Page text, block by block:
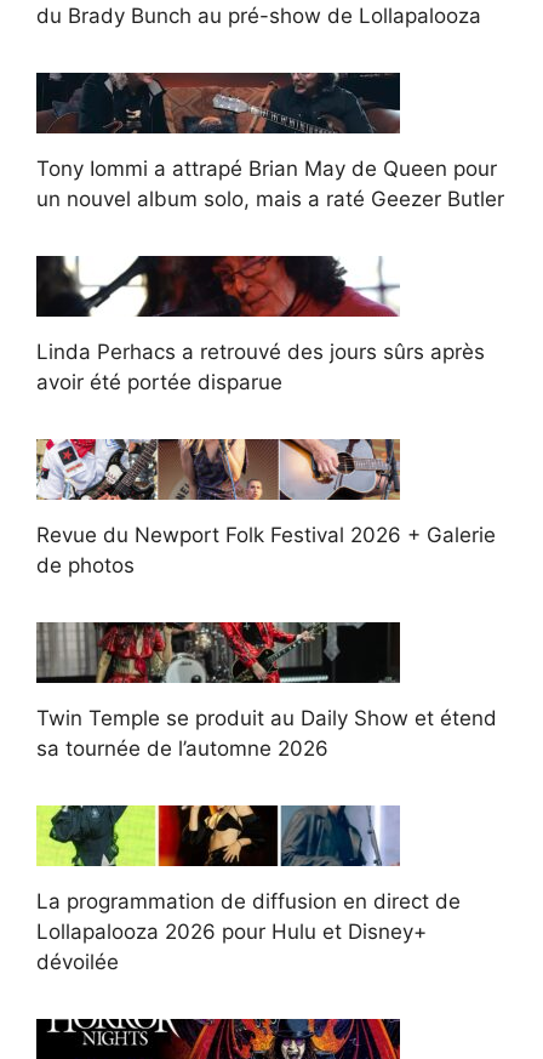
du Brady Bunch au pré-show de Lollapalooza
Tony Iommi a attrapé Brian May de Queen pour
un nouvel album solo, mais a raté Geezer Butler
Linda Perhacs a retrouvé des jours sûrs après
avoir été portée disparue
Revue du Newport Folk Festival 2026 + Galerie
de photos
Twin Temple se produit au Daily Show et étend
sa tournée de l’automne 2026
La programmation de diffusion en direct de
Lollapalooza 2026 pour Hulu et Disney+
dévoilée